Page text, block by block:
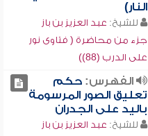
النار)
للشيخ: عبد العزيز بن باز
جزء من محاضرة ( فتاوى نور
على الدرب (88))
الفهرس:حكم
تعليق الصور المرسومة
باليد على الجدران
للشيخ: عبد العزيز بن باز